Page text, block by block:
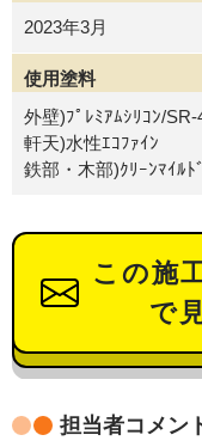
2023年3月
使用塗料
外壁)ﾌﾟﾚﾐｱﾑｼﾘｺﾝ/SR-
軒天)水性ｴｺﾌｧｲﾝ
鉄部・木部)ｸﾘｰﾝﾏｲﾙﾄ
この施
で
担当者コメン